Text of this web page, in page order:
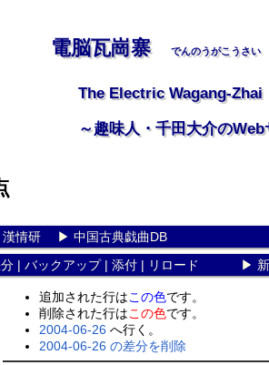
電脳瓦崗寨 でんのうがこうさい
The Electric Wagang-Zhai
～趣味人・千田大介のWeb
漢情研▶ 中国古典戯曲DB
| バックアップ| 添付| リロード ▶
追加された行はこの色です。
削除された行はこの色です。
2004-06-26 へ行く。
2004-06-26 の差分を削除